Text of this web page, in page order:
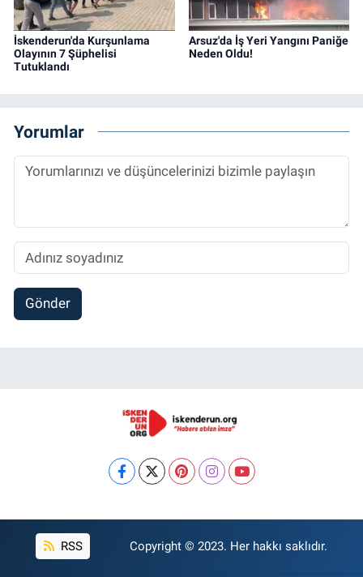
İskenderun'da Kurşunlama
Olayının 7 Şüphelisi
Tutuklandı
Arsuz'da İş Yeri Yangını Paniğe
Neden Oldu!
Yorumlar
Gönder
RSS Copyright © 2023. Her hakkı saklıdır.